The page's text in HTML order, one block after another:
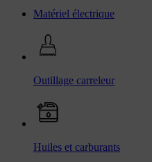
Matériel électrique
Outillage carreleur
Huiles et carburants